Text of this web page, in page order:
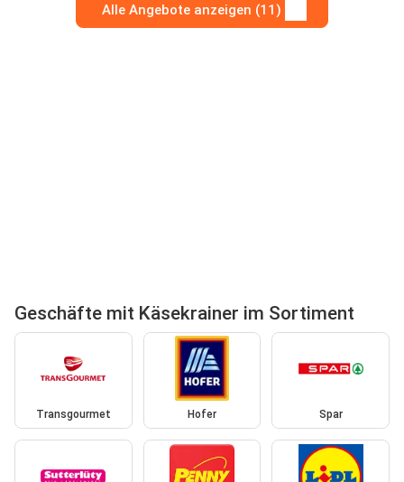
Alle Angebote anzeigen (11)
Geschäfte mit Käsekrainer im Sortiment
Transgourmet Hofer Spar